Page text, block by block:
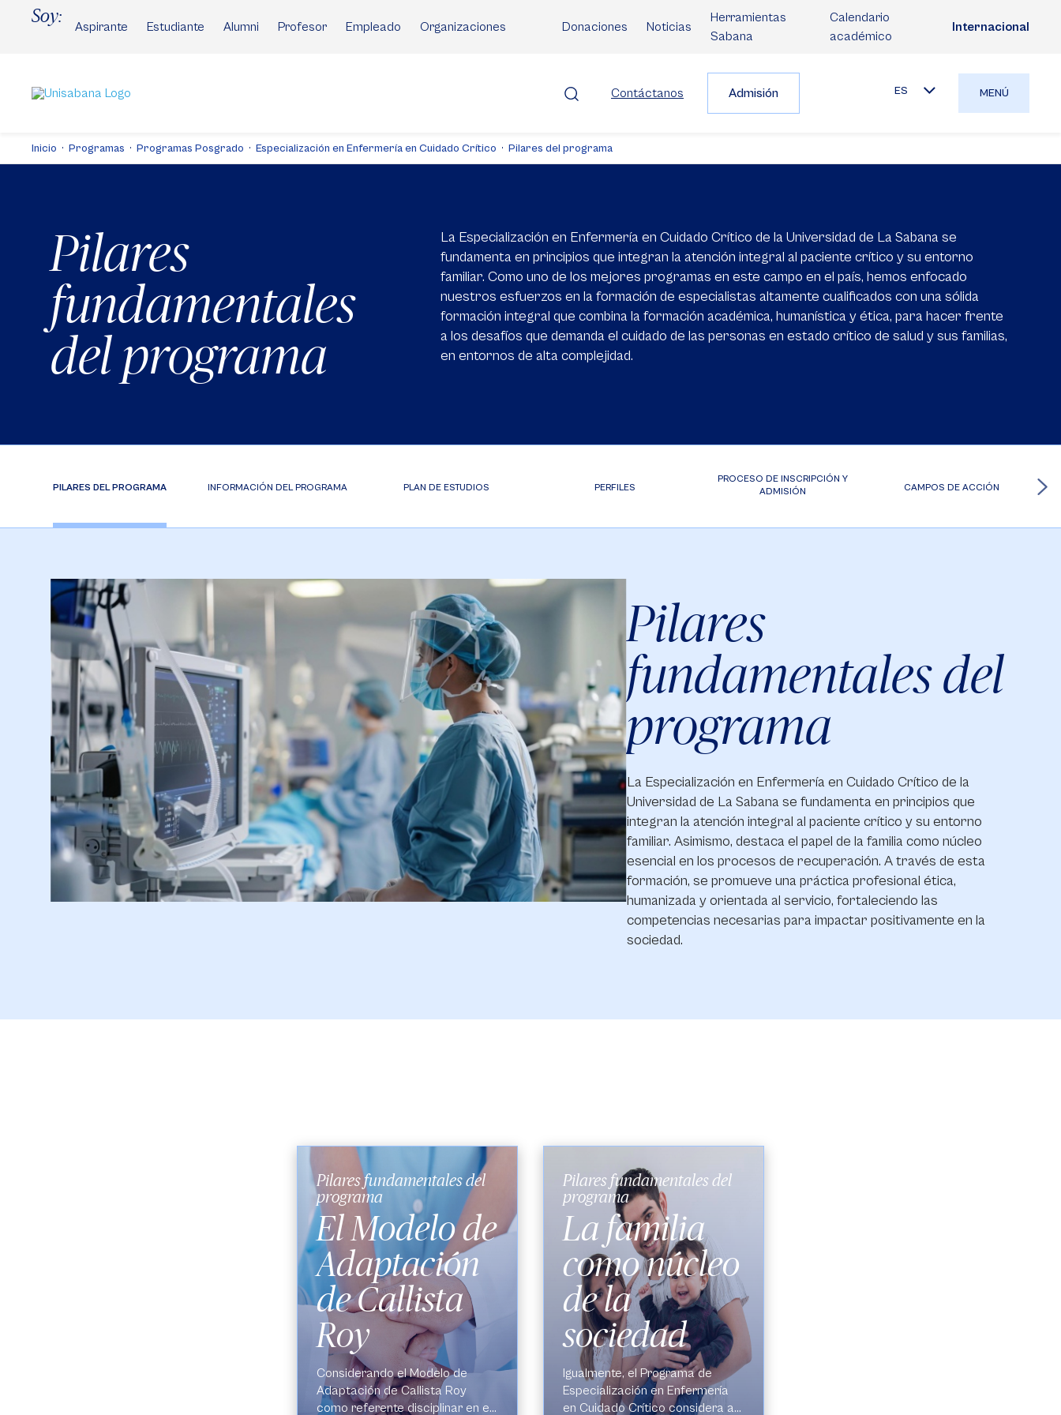
Soy:
Aspirante Estudiante Alumni Profesor Empleado Organizaciones Donaciones Noticias
Herramientas
Sabana
Calendario
académico
Internacional
Contáctanos Admisión ES MENÚ
Inicio Programas Programas Posgrado Especialización en Enfermería en Cuidado Crítico Pilares del programa
Pilares
fundamentales
del programa
La Especialización en Enfermería en Cuidado Crítico de la Universidad de La Sabana se
fundamenta en principios que integran la atención integral al paciente crítico y su entorno
familiar. Como uno de los mejores programas en este campo en el país, hemos enfocado
nuestros esfuerzos en la formación de especialistas altamente cualificados con una sólida
formación integral que combina la formación académica, humanística y ética, para hacer frente
a los desafíos que demanda el cuidado de las personas en estado crítico de salud y sus familias,
en entornos de alta complejidad.
PILARES DEL PROGRAMA INFORMACIÓN DEL PROGRAMA PLAN DE ESTUDIOS PERFILES
PROCESO DE INSCRIPCIÓN Y
ADMISIÓN
CAMPOS DE ACCIÓN
Pilares
fundamentales del
programa
La Especialización en Enfermería en Cuidado Crítico de la
Universidad de La Sabana se fundamenta en principios que
integran la atención integral al paciente crítico y su entorno
familiar. Asimismo, destaca el papel de la familia como núcleo
esencial en los procesos de recuperación. A través de esta
formación, se promueve una práctica profesional ética,
humanizada y orientada al servicio, fortaleciendo las
competencias necesarias para impactar positivamente en la
sociedad.
Pilares fundamentales del
programa
El Modelo de
Adaptación
de Callista
Roy
Considerando el Modelo de
Adaptación de Callista Roy
como referente disciplinar en el
Pilares fundamentales del
programa
La familia
como núcleo
de la
sociedad
Igualmente, el Programa de
Especialización en Enfermería
en Cuidado Crítico considera a